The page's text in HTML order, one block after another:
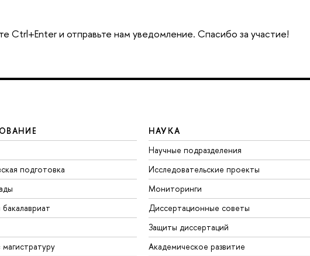
Ctrl+Enter и отправьте нам уведомление. Спасибо за участие!
подготовка
НАУКА
Научные подразделения
Исследовательские проекты
Мониторинги
Диссертационные советы
Защиты диссертаций
Академическое развитие